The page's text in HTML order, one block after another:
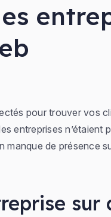
pour trouver vos
entreprises
manque de présence
sur